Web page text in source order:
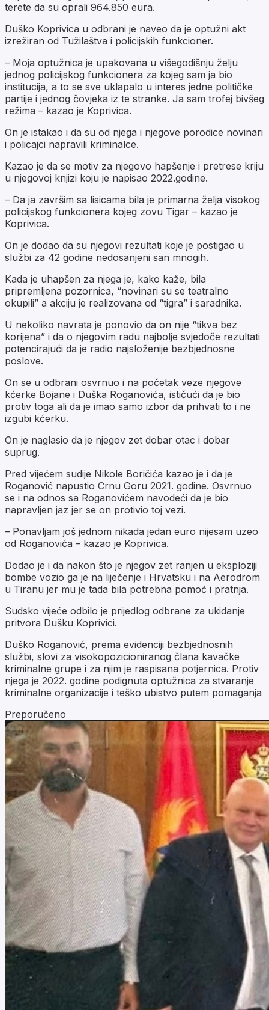
terete da su oprali 964.850 eura.
Duško Koprivica u odbrani je naveo da je optužni akt
izrežiran od Tužilaštva i policijskih funkcioner.
– Moja optužnica je upakovana u višegodišnju želju
jednog policijskog funkcionera za kojeg sam ja bio
institucija, a to se sve uklapalo u interes jedne političke
partije i jednog čovjeka iz te stranke. Ja sam trofej bivšeg
režima – kazao je Koprivica.
On je istakao i da su od njega i njegove porodice novinari
i policajci napravili kriminalce.
Kazao je da se motiv za njegovo hapšenje i pretrese kriju
u njegovoj knjizi koju je napisao 2022.godine.
– Da ja završim sa lisicama bila je primarna želja visokog
policijskog funkcionera kojeg zovu Tigar – kazao je
Koprivica.
On je dodao da su njegovi rezultati koje je postigao u
službi za 42 godine nedosanjeni san mnogih.
Kada je uhapšen za njega je, kako kaže, bila
pripremljena pozornica, “novinari su se teatralno
okupili” a akciju je realizovana od “tigra” i saradnika.
U nekoliko navrata je ponovio da on nije “tikva bez
korijena” i da o njegovim radu najbolje svjedoče rezultati
potencirajući da je radio najsloženije bezbjednosne
poslove.
On se u odbrani osvrnuo i na početak veze njegove
kćerke Bojane i Duška Roganovića, ističući da je bio
protiv toga ali da je imao samo izbor da prihvati to i ne
izgubi kćerku.
On je naglasio da je njegov zet dobar otac i dobar
suprug.
Pred vijećem sudije Nikole Boričića kazao je i da je
Roganović napustio Crnu Goru 2021. godine. Osvrnuo
se i na odnos sa Roganovićem navodeći da je bio
napravljen jaz jer se on protivio toj vezi.
– Ponavljam još jednom nikada jedan euro nijesam uzeo
od Roganovića – kazao je Koprivica.
Dodao je i da nakon što je njegov zet ranjen u eksploziji
bombe vozio ga je na liječenje i Hrvatsku i na Aerodrom
u Tiranu jer mu je tada bila potrebna pomoć i pratnja.
Sudsko vijeće odbilo je prijedlog odbrane za ukidanje
pritvora Dušku Koprivici.
Duško Roganović, prema evidenciji bezbjednosnih
službi, slovi za visokopozicioniranog člana kavačke
kriminalne grupe i za njim je raspisana potjernica. Protiv
njega je 2022. godine podignuta optužnica za stvaranje
kriminalne organizacije i teško ubistvo putem pomaganja
Preporučeno